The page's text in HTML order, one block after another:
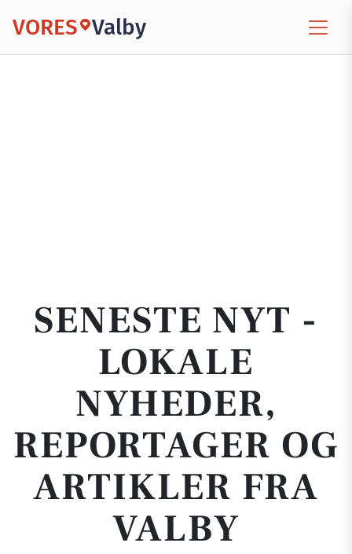
VORES Valby
SENESTE NYT -
LOKALE
NYHEDER,
REPORTAGER OG
ARTIKLER FRA
VALBY